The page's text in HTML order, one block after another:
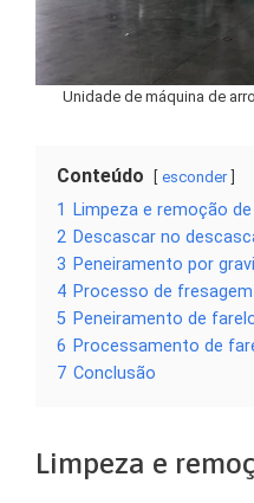
Unidade de máquina de
Conteúdo esconder
1
Limpeza e remoção
2 Descascar no
3 Peneiramento por
4 Processo de fresagem
5 Peneiramento de
6 Processamento de
7 Conclusão
Limpeza e